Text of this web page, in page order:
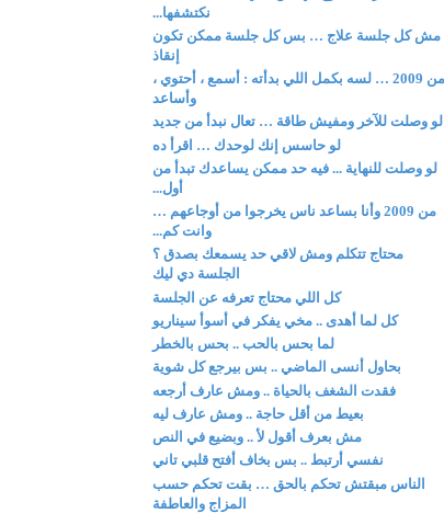
نكتشفها...
مش كل جلسة علاج … بس كل جلسة ممكن تكون
إنقاذ
من 2009 … لسه بكمل اللي بدأته : أسمع ، أحتوي ،
وأساعد
لو وصلت للآخر ومفيش طاقة … تعال نبدأ من جديد
لو حاسس إنك لوحدك … اقرأ ده
لو وصلت للنهاية ... فيه حد ممكن يساعدك تبدأ من
أول...
من 2009 وأنا بساعد ناس يخرجوا من أوجاعهم …
وانت كم...
محتاج تتكلم ومش لاقي حد يسمعك بصدق ؟
الجلسة دي ليك
كل اللي محتاج تعرفه عن الجلسة
كل لما أهدى .. مخي يفكر في أسوأ سيناريو
لما بحس بالحب .. بحس بالخطر
بحاول أنسى الماضي .. بس بيرجع كل شوية
فقدت الشغف بالحياة .. ومش عارف أرجعه
بعيط من أقل حاجة .. ومش عارف ليه
مش بعرف أقول لأ .. وبضيع في النص
نفسي أرتبط .. بس بخاف أفتح قلبي تاني
الناس مبقتش تحكم بالحق … بقت تحكم حسب
المزاج والعاطفة